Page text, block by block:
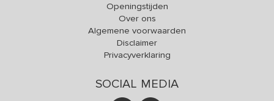
Openingstijden
Over ons
Algemene voorwaarden
Disclaimer
Privacyverklaring
SOCIAL MEDIA